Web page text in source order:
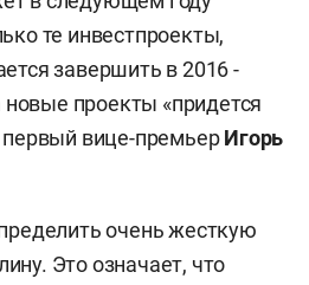
те инвестпроекты,
завершить в 2016 -
новые проекты «придется
вице-премьерИгорь
очень жесткую
Это означает, что